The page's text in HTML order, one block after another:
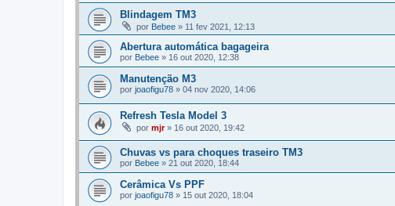
Blindagem TM3
por Bebee » 11 fev 2021, 12:13
Abertura automática bagageira
por Bebee » 16 out 2020, 12:38
Manutenção M3
por joaofigu78 » 04 nov 2020, 14:06
Refresh Tesla Model 3
por mjr» 16 out 2020, 19:42
Chuvas vs para choques traseiro TM3
por Bebee » 21 out 2020, 18:44
Cerâmica Vs PPF
por joaofigu78 » 15 out 2020, 18:04